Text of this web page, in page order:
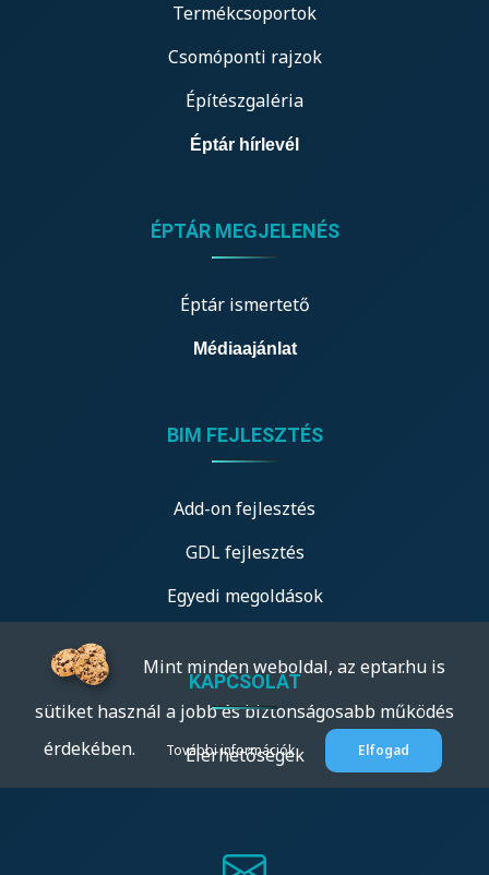
Termékcsoportok
Csomóponti rajzok
Építészgaléria
Éptár hírlevél
ÉPTÁR MEGJELENÉS
Éptár ismertető
Médiaajánlat
BIM FEJLESZTÉS
Add-on fejlesztés
GDL fejlesztés
Egyedi megoldások
KAPCSOLAT
Elérhetőségek
Mint minden weboldal, az eptar.hu is
sütiket használ a jobb és biztonságosabb működés
érdekében.
További információk Elfogad